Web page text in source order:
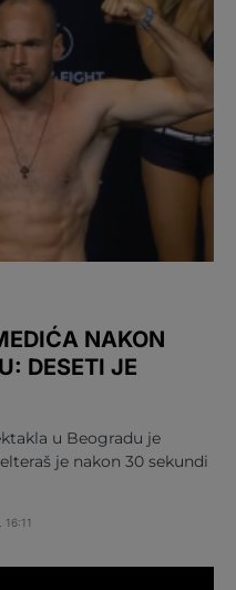
NAKON
DESETI JE
u Beogradu je
je nakon 30 sekundi